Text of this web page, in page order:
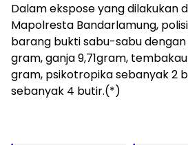
Dalam ekspose yang dilakukan
Mapolresta Bandarlamung,
barang bukti sabu-sabu
gram, ganja 9,71gram,
gram, psikotropika sebanyak 2
sebanyak 4 butir.(*)